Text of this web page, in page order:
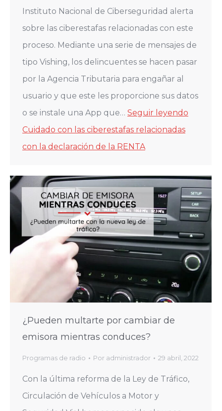
Instituto Nacional de Ciberseguridad alerta
sobre las ciberestafas relacionadas con este
proceso. Mediante una serie de mensajes de
tipo Vishing, los delincuentes se hacen pasar
por la Agencia Tributaria para engañar al
usuario y que este les proporcione sus datos
o se instale una App que… Seguir leyendo
Cuidado con las ciberestafas relacionadas
con la declaración de la RENTA
¿Pueden multarte por cambiar de
emisora mientras conduces?
Programas de radio Por administrador 29 abril, 2022
Con la última reforma de la Ley de Tráfico,
Circulación de Vehículos a Motor y